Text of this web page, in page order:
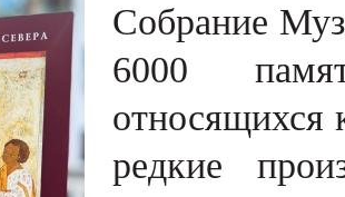
Собрание
6000
относящихся
редкие